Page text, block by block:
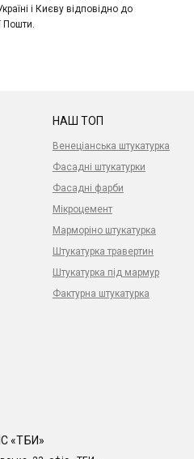
і Києву відповідно до
Пошти.
НАШ ТОП
Венеціанська штукатурка
Фасадні штукатурки
Фасадні фарби
Мікроцемент
Марморіно штукатурка
Штукатурка травертин
Штукатурка під мармур
Фактурна штукатурка
«ТБИ»